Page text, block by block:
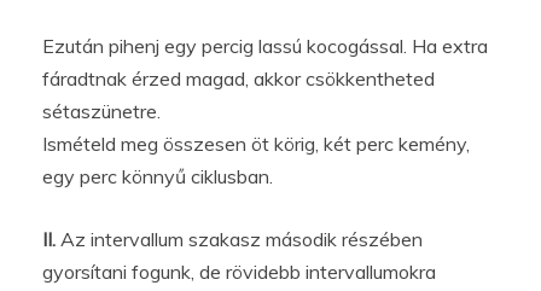
Ezután pihenj egy percig lassú kocogással. Ha extra
fáradtnak érzed magad, akkor csökkentheted
sétaszünetre.
Ismételd meg összesen öt körig, két perc kemény,
egy perc könnyű ciklusban.
II. Az intervallum szakasz második részében
gyorsítani fogunk, de rövidebb intervallumokra